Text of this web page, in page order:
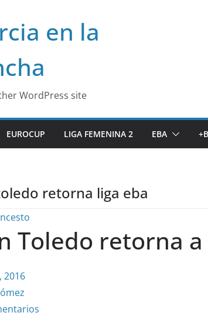
en la
WordPress site
EUROCUP LIGA FEMENINA 2 EBA
retorna liga eba
Toledo retorna a
2016